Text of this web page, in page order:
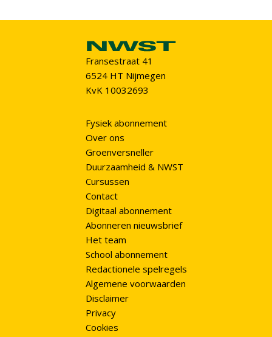
Fransestraat 41
6524 HT Nijmegen
KvK 10032693
Fysiek abonnement
Over ons
Groenversneller
Duurzaamheid & NWST
Cursussen
Contact
Digitaal abonnement
Abonneren nieuwsbrief
Het team
School abonnement
Redactionele spelregels
Algemene voorwaarden
Disclaimer
Privacy
Cookies